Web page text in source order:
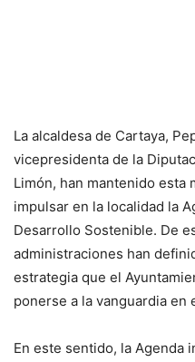
La alcaldesa de Cartaya,
vicepresidenta de la
Limón, han mantenido esta
impulsar en la localidad la
Desarrollo Sostenible. De
administraciones han
estrategia que el
ponerse a la vanguardia en
En este sentido, la Agenda